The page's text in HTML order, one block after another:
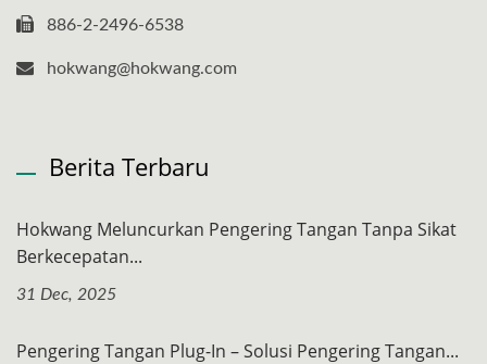
886-2-2496-6538
hokwang@hokwang.com
Berita Terbaru
Hokwang Meluncurkan Pengering Tangan Tanpa Sikat
Berkecepatan...
31 Dec, 2025
Pengering Tangan Plug-In – Solusi Pengering Tangan...